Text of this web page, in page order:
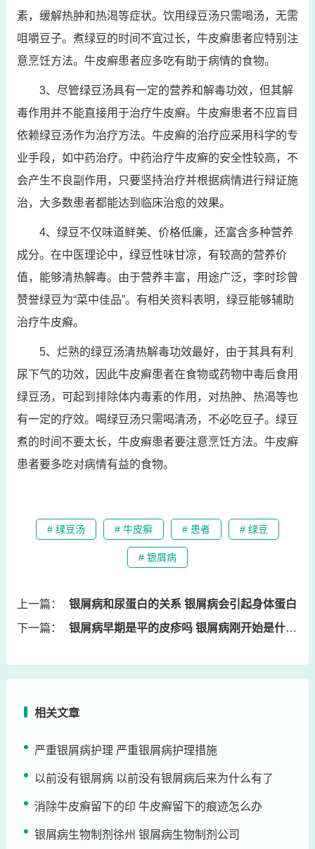
素，缓解热肿和热渴等症状。饮用绿豆汤只需喝汤，无需
咀嚼豆子。煮绿豆的时间不宜过长，牛皮癣患者应特别注
意烹饪方法。牛皮癣患者应多吃有助于病情的食物。
3、尽管绿豆汤具有一定的营养和解毒功效，但其解
毒作用并不能直接用于治疗牛皮癣。牛皮癣患者不应盲目
依赖绿豆汤作为治疗方法。牛皮癣的治疗应采用科学的专
业手段，如中药治疗。中药治疗牛皮癣的安全性较高，不
会产生不良副作用，只要坚持治疗并根据病情进行辩证施
治，大多数患者都能达到临床治愈的效果。
4、绿豆不仅味道鲜美、价格低廉，还富含多种营养
成分。在中医理论中，绿豆性味甘凉，有较高的营养价
值，能够清热解毒。由于营养丰富，用途广泛，李时珍曾
赞誉绿豆为“菜中佳品”。有相关资料表明，绿豆能够辅助
治疗牛皮癣。
5、烂熟的绿豆汤清热解毒功效最好，由于其具有利
尿下气的功效，因此牛皮癣患者在食物或药物中毒后食用
绿豆汤，可起到排除体内毒素的作用，对热肿、热渴等也
有一定的疗效。喝绿豆汤只需喝清汤，不必吃豆子。绿豆
煮的时间不要太长，牛皮癣患者要注意烹饪方法。牛皮癣
患者要多吃对病情有益的食物。
# 绿豆汤 # 牛皮癣 # 患者 # 绿豆
# 银屑病
上一篇：
银屑病和尿蛋白的关系 银屑病会引起身体蛋白
下一篇：
银屑病早期是平的皮疹吗 银屑病刚开始是什么样
相关文章
严重银屑病护理 严重银屑病护理措施
以前没有银屑病 以前没有银屑病后来为什么有了
消除牛皮癣留下的印 牛皮癣留下的痕迹怎么办
银屑病生物制剂徐州 银屑病生物制剂公司